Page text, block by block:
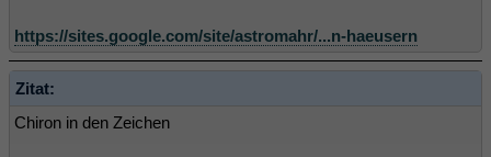
https://sites.google.com/site/astromahr/...n-haeusern
Zitat:
Chiron in den Zeichen